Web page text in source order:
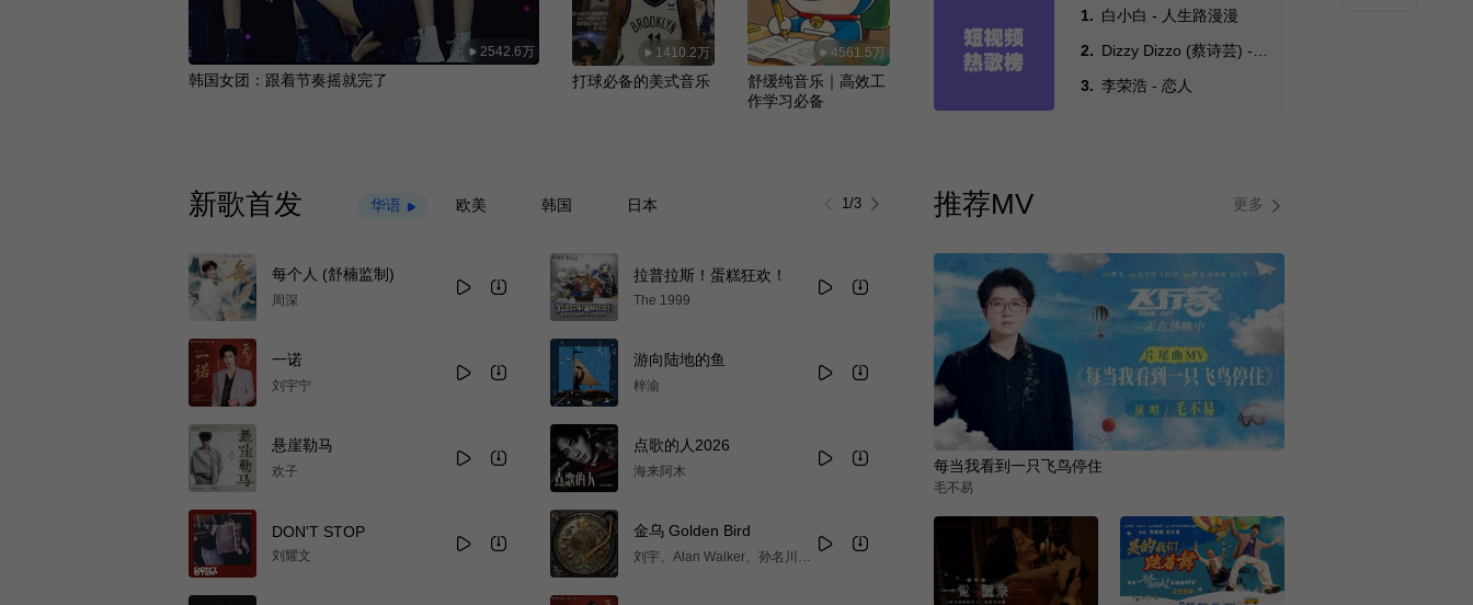
2542.6万
韩国女团：跟着节奏摇就完了
1410.2万
打球必备的美式音乐
4561.5万
舒缓纯音乐｜高效工
作学习必备
1. 白小白 - 人生路漫漫
2. Dizzy Dizzo (蔡诗芸) -
雨过后的风景
3. 李荣浩 - 恋人
新歌首发 华语 欧美 韩国 日本 1/3
每个人 (舒楠监制)
周深
拉普拉斯！蛋糕狂欢！
The 1999
一诺
刘宇宁
游向陆地的鱼
梓渝
悬崖勒马
欢子
点歌的人2026
海来阿木
DON'T STOP
刘耀文
金乌 Golden Bird
刘宇、Alan Walker、孙名川C
推荐MV 更多
每当我看到一只飞鸟停住
毛不易